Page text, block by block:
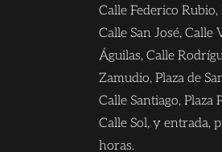
Calle Federico
Calle San José,
Águilas, Calle
Zamudio, Plaza de
Calle Santiago, Plaza
Calle Sol, y entrada,
horas.